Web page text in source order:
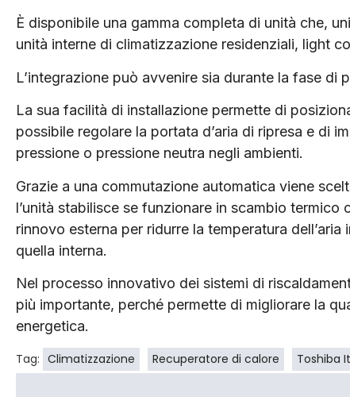
È disponibile una gamma completa di unità che,
unità interne di climatizzazione residenziali, light
L’integrazione può avvenire sia durante la fase di
La sua facilità di installazione permette di
possibile regolare la portata d’aria di ripresa e di
pressione o pressione neutra negli ambienti.
Grazie a una commutazione automatica viene
l’unità stabilisce se funzionare in scambio
rinnovo esterna per ridurre la temperatura
quella interna.
Nel processo innovativo dei sistemi di
più importante, perché permette di migliorare la
energetica.
Tag: Climatizzazione Recuperatore di calore Toshiba